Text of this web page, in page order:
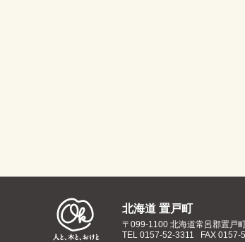
北海道 置戸町
〒099-1100 北海道常呂郡置戸
TEL 0157-52-3311 FAX 0157-